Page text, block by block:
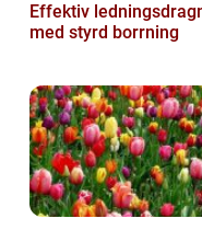
Effektiv
med styrd borrning